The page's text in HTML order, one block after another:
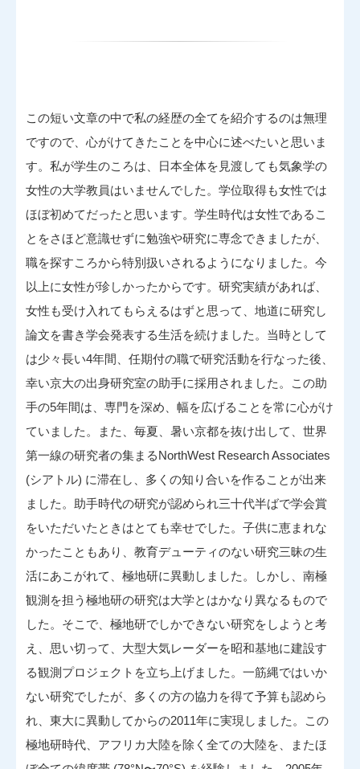
この短い文章の中で私の経歴の全てを紹介するのは無理
ですので、心がけてきたことを中心に述べたいと思いま
す。私が学生のころは、日本全体を見渡しても気象学の
女性の大学教員はいませんでした。学位取得も女性では
ほぼ初めてだったと思います。学生時代は女性であるこ
とをさほど意識せずに勉強や研究に専念できましたが、
職を探すころから特別扱いされるようになりました。今
以上に女性が珍しかったからです。研究実績があれば、
女性も受け入れてもらえるはずと思って、地道に研究し
論文を書き学会発表する生活を続けました。当時として
は少々長い4年間、任期付の職で研究活動を行なった後、
幸い京大の出身研究室の助手に採用されました。この助
手の5年間は、専門を深め、幅を広げることを常に心がけ
ていました。また、毎夏、暑い京都を抜け出して、世界
第一線の研究者の集まるNorthWest Research Associates
(シアトル) に滞在し、多くの知り合いを作ることが出来
ました。助手時代の研究が認められ三十代半ばで学会賞
をいただいたときはとても幸せでした。子供に恵まれな
かったこともあり、教育デューティのない研究三昧の生
活にあこがれて、極地研に異動しました。しかし、南極
観測を担う極地研の研究は大学とはかなり異なるもので
した。そこで、極地研でしかできない研究をしようと考
え、思い切って、大型大気レーダーを昭和基地に建設す
る観測プロジェクトを立ち上げました。一筋縄ではいか
ない研究でしたが、多くの方の協力を得て予算も認めら
れ、東大に異動してからの2011年に実現しました。この
極地研時代、アフリカ大陸を除く全ての大陸を、またほ